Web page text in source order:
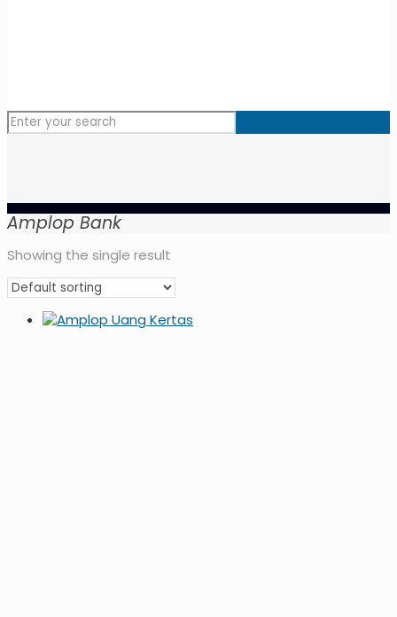
Amplop Bank
Showing the single result